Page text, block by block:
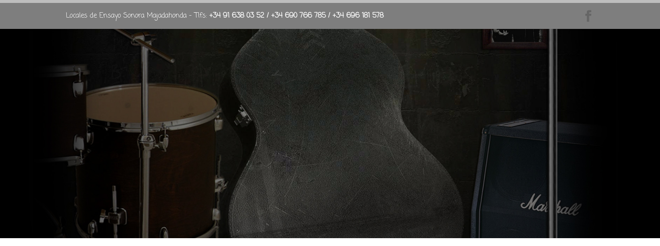
Locales de Ensayo Sonora Majadahonda - Tlfs:+34 91 638 03 52/+34 690 766 785/+34 696 181 578